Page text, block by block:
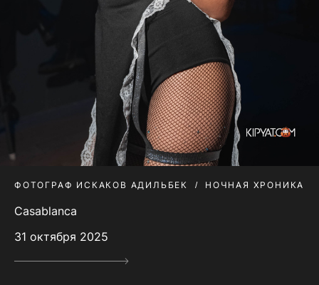
ФОТОГРАФ ИСКАКОВ АДИЛЬБЕК НОЧНАЯ ХРОНИКА
Casablanca
31 октября 2025